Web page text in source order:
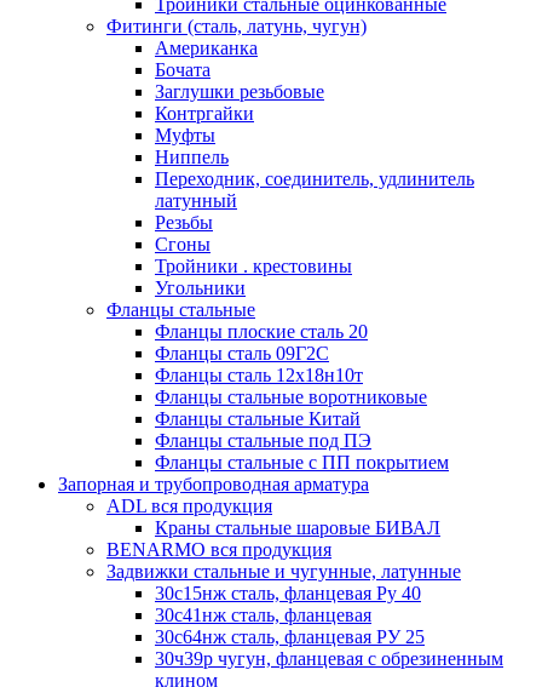
Тройники стальные оцинкованные
Фитинги (сталь, латунь, чугун)
Американка
Бочата
Заглушки резьбовые
Контргайки
Муфты
Ниппель
Переходник, соединитель, удлинитель
латунный
Резьбы
Сгоны
Тройники . крестовины
Угольники
Фланцы стальные
Фланцы плоские сталь 20
Фланцы сталь 09Г2С
Фланцы сталь 12х18н10т
Фланцы стальные воротниковые
Фланцы стальные Китай
Фланцы стальные под ПЭ
Фланцы стальные с ПП покрытием
Запорная и трубопроводная арматура
ADL вся продукция
Краны стальные шаровые БИВАЛ
BENARMO вся продукция
Задвижки стальные и чугунные, латунные
30с15нж сталь, фланцевая Ру 40
30с41нж сталь, фланцевая
30с64нж сталь, фланцевая РУ 25
30ч39р чугун, фланцевая с обрезиненным
клином